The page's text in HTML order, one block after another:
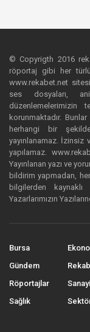
© Copyrigth 2016
röportaj gibi her
www.rekabet.net
ses dosyaları,
düzenlemelerimizin
korunmaktadır.
herhangi bir şekilde
yayınlanamaz. İzinsiz
yapılamaz.
Yayınlanan yazı ve
bildirim yapmadan,
bilgilerden
Yazarlarımızın
Bursa
Gündem
Röportajlar
Sağlık
Sanayi